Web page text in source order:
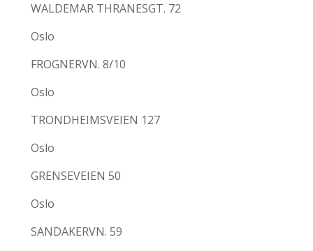
WALDEMAR THRANESGT. 72
Oslo
FROGNERVN. 8/10
Oslo
TRONDHEIMSVEIEN 127
Oslo
GRENSEVEIEN 50
Oslo
SANDAKERVN. 59